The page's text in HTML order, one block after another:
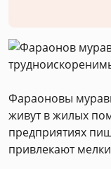
Фараоновы
живут в жилых
предприятиях
привлекают